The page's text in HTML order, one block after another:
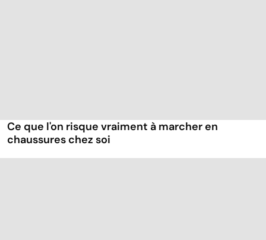
Ce que l'on risque vraiment à marcher en
chaussures chez soi